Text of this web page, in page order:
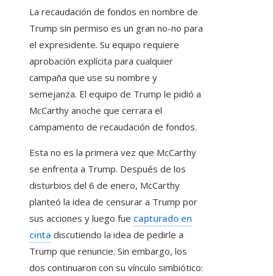
La recaudación de fondos en nombre de
Trump sin permiso es un gran no-no para
el expresidente. Su equipo requiere
aprobación explícita para cualquier
campaña que use su nombre y
semejanza. El equipo de Trump le pidió a
McCarthy anoche que cerrara el
campamento de recaudación de fondos.
Esta no es la primera vez que McCarthy
se enfrenta a Trump. Después de los
disturbios del 6 de enero, McCarthy
planteó la idea de censurar a Trump por
sus acciones y luego fue capturado en
cinta discutiendo la idea de pedirle a
Trump que renuncie. Sin embargo, los
dos continuaron con su vínculo simbiótico: